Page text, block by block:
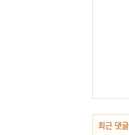
최근 댓글